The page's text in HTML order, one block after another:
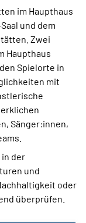
im Haupthaus
und dem
Zwei
Haupthaus
Spielorte in
mit
Sänger:innen,
der
und
oder
überprüfen.